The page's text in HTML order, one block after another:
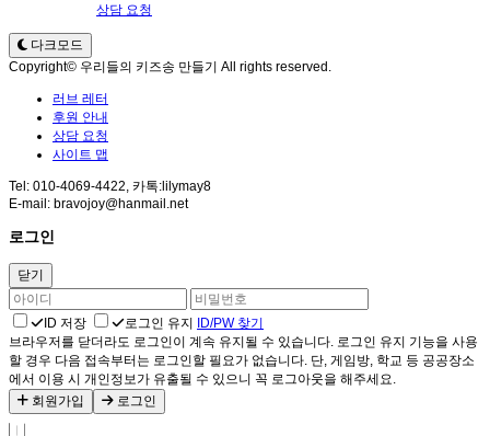
상담 요청
다크모드
Copyright© 우리들의 키즈송 만들기 All rights reserved.
러브 레터
후원 안내
상담 요청
사이트 맵
Tel: 010-4069-4422, 카톡:lilymay8
E-mail: bravojoy@hanmail.net
로그인
닫기
ID 저장 로그인 유지
ID/PW 찾기
브라우저를 닫더라도 로그인이 계속 유지될 수 있습니다. 로그인 유지 기능을 사용
할 경우 다음 접속부터는 로그인할 필요가 없습니다. 단, 게임방, 학교 등 공공장소
에서 이용 시 개인정보가 유출될 수 있으니 꼭 로그아웃을 해주세요.
회원가입
로그인